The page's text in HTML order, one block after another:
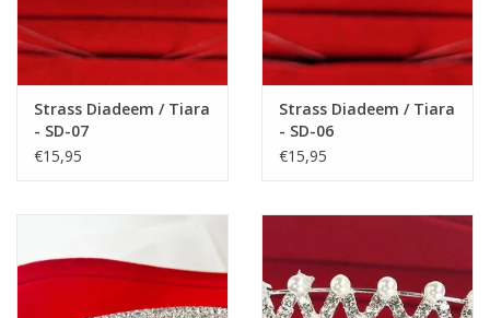
Strass Diadeem / Tiara
- SD-07
€15,95
Strass Diadeem / Tiara
- SD-06
€15,95